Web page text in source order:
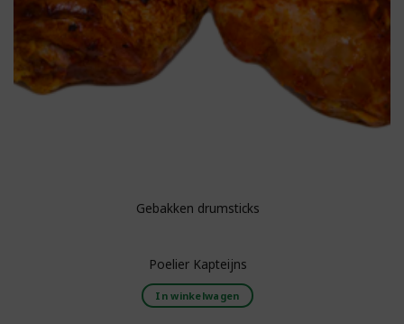
Gebakken drumsticks
Poelier Kapteijns
In winkelwagen